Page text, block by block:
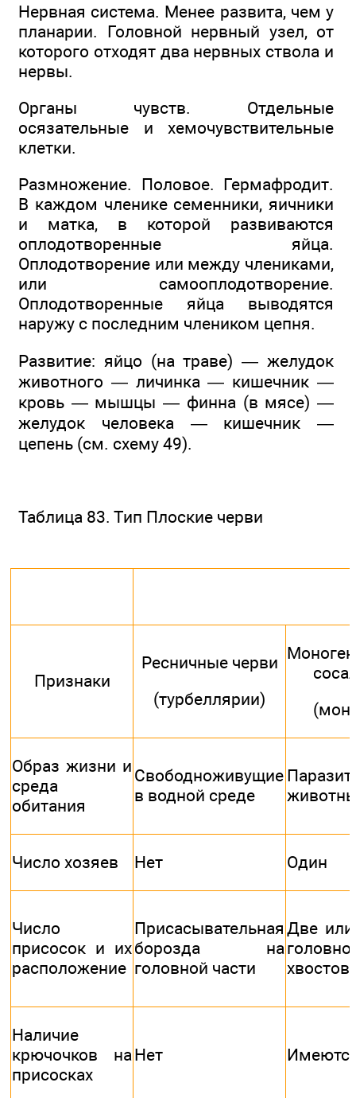
Нервная система. Менее развита, чем у
планарии. Головной нервный узел, от
которого отходят два нервных ствола и
нервы.
Органы чувств. Отдельные
осязательные и хемочувствительные
клетки.
Размножение. Половое. Гермафродит.
В каждом членике семенники, яичники
и матка, в которой развиваются
оплодотворенные яйца.
Оплодотворение или между члениками,
или самооплодотворение.
Оплодотворенные яйца выводятся
наружу с последним члеником цепня.
Развитие: яйцо (на траве) — желудок
животного — личинка — кишечник —
кровь — мышцы — финна (в мясе) —
желудок человека — кишечник —
цепень (см. схему 49).
Таблица 83. Тип Плоские черви
Признаки
Ресничные черви
(турбеллярии)
Образ жизни и
среда
обитания
Свободноживущие
в водной среде
Число хозяев Нет Один
Число
присосок и их
расположение
Присасывательная
борозда на
головной части
Две
Наличие
крючочков на
присосках
Нет